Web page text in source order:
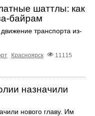
шаттлы: как
байрам
транспорта из-
Красноярск
11115
назначили
нового главу. Им